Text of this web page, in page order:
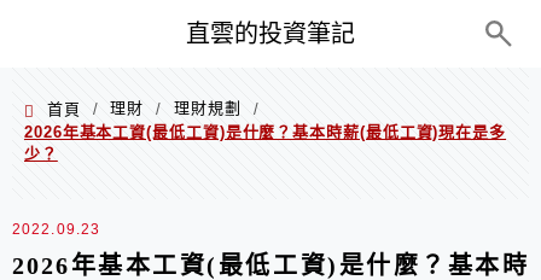
直雲的投資筆記
首頁 / 理財 / 理財規劃
/
2026年基本工資(最低工資)是什麼？基本時薪(最低工資)現在是多
少？
2022.09.23
2026年基本工資(最低工資)是什麼？基本時